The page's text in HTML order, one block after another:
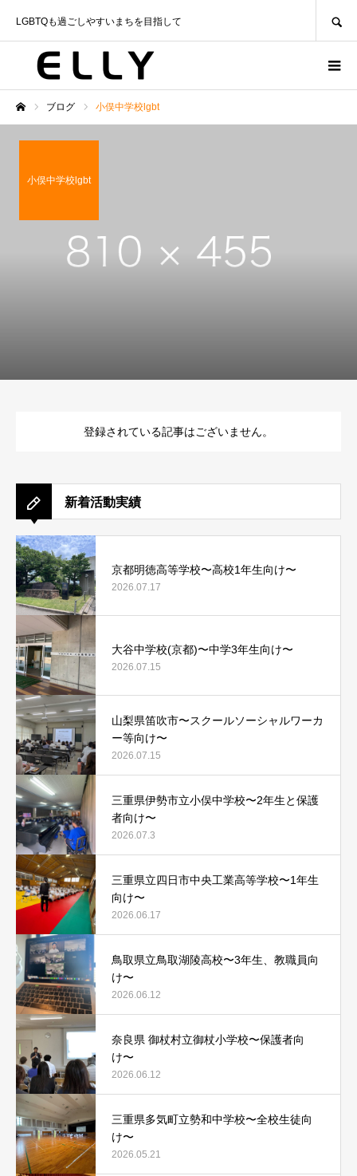
LGBTQも過ごしやすいまちを目指して
ブログ 小俣中学校lgbt
小俣中学校lgbt
登録されている記事はございません。
新着活動実績
京都明徳高等学校〜高校1年生向け〜
2026.07.17
大谷中学校(京都)〜中学3年生向け〜
2026.07.15
山梨県笛吹市〜スクールソーシャルワーカ
ー等向け〜
2026.07.15
三重県伊勢市立小俣中学校〜2年生と保護
者向け〜
2026.07.3
三重県立四日市中央工業高等学校〜1年生
向け〜
2026.06.17
鳥取県立鳥取湖陵高校〜3年生、教職員向
け〜
2026.06.12
奈良県 御杖村立御杖小学校〜保護者向
け〜
2026.06.12
三重県多気町立勢和中学校〜全校生徒向
け〜
2026.05.21